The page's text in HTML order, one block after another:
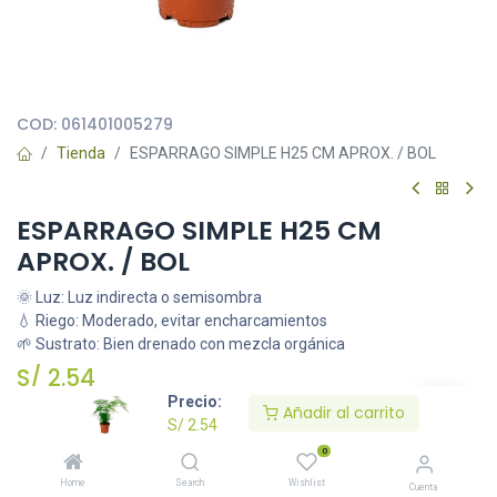
Precio:
S/ 2.54
Añadir al carrito
Home Search
0
Wishlist Cuenta
COD: 061401005279
Tienda ESPARRAGO SIMPLE H25 CM APROX. / BOL
ESPARRAGO SIMPLE H25 CM
APROX. / BOL
🌞 Luz: Luz indirecta o semisombra
💧 Riego: Moderado, evitar encharcamientos
🌱 Sustrato: Bien drenado con mezcla orgánica
S/ 2.54
Añadir al carrito